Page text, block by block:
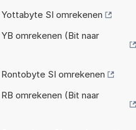
SI omrekenen
omrekenen (Bit naar
SI omrekenen
omrekenen (Bit naar